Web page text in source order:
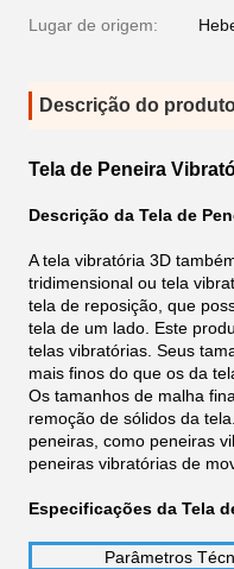
Lugar de origem:
Descrição do
Tela de Peneira
Descrição da Tela de
A tela vibratória 3D
tridimensional ou tela
tela de reposição, que
tela de um lado. Este
telas vibratórias. Seus
mais finos do que os da
Os tamanhos de malha
remoção de sólidos da
peneiras, como peneiras
peneiras vibratórias de
Especificações da Tela
Parâmetros